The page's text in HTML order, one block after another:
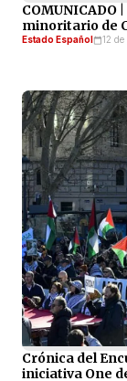
minoritario de
Estado Español 12
Crónica del
iniciativa One